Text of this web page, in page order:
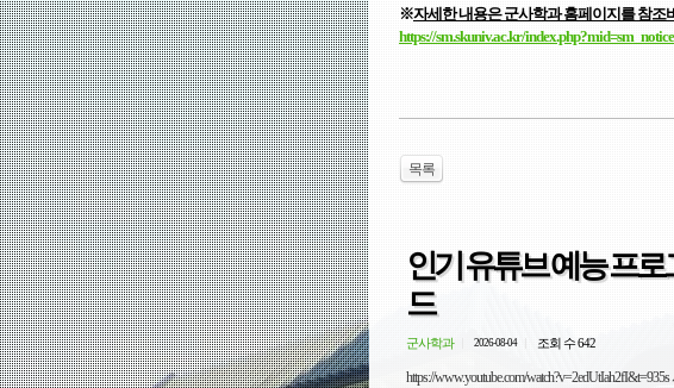
※자세한 내용은 군사학과 홈페이지를 참조
https://sm.skuniv.ac.kr/
목록
인기 유튜브 예능 프로
드
군사학과 2026-08-04 조회 수 642
https://www.youtube.com/watch?v=2edUtIah2fI&t=935s 서경대학교(총장 김범준) 군사학과(학과장 채성준) 교수진과 자치근무자가 출연